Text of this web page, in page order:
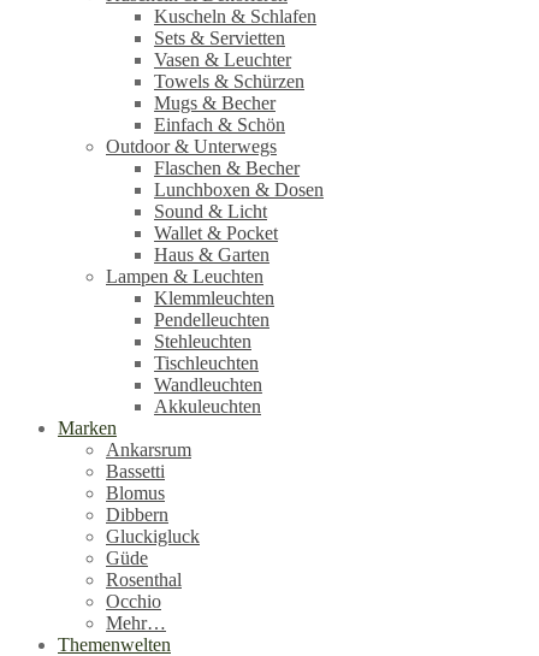
Kuscheln & Schlafen
Sets & Servietten
Vasen & Leuchter
Towels & Schürzen
Mugs & Becher
Einfach & Schön
Outdoor & Unterwegs
Flaschen & Becher
Lunchboxen & Dosen
Sound & Licht
Wallet & Pocket
Haus & Garten
Lampen & Leuchten
Klemmleuchten
Pendelleuchten
Stehleuchten
Tischleuchten
Wandleuchten
Akkuleuchten
Marken
Ankarsrum
Bassetti
Blomus
Dibbern
Gluckigluck
Güde
Rosenthal
Occhio
Mehr…
Themenwelten